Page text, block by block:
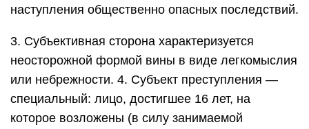
наступления общественно опасных последствий.
3. Субъективная сторона характеризуется
неосторожной формой вины в виде легкомыслия
или небрежности. 4. Субъект преступления —
специальный: лицо, достигшее 16 лет, на
которое возложены (в силу занимаемой